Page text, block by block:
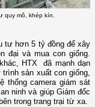
quy mô, khép kín.
tư hơn 5 tỷ đồng để xây
đại và mua con giống.
HTX đã mạnh dạn
trình sản xuất con giống,
thống camera giám sát
ninh và giúp Giám đốc
trong trang trại từ xa.